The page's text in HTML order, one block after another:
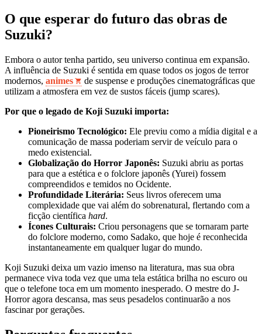
O que esperar do futuro das obras de
Suzuki?
Embora o autor tenha partido, seu universo continua em expansão.
A influência de Suzuki é sentida em quase todos os jogos de terror
modernos, animes
de suspense e produções cinematográficas que
utilizam a atmosfera em vez de sustos fáceis (jump scares).
Por que o legado de Koji Suzuki importa:
Pioneirismo Tecnológico: Ele previu como a mídia digital e a
comunicação de massa poderiam servir de veículo para o
medo existencial.
Globalização do Horror Japonês: Suzuki abriu as portas
para que a estética e o folclore japonês (Yurei) fossem
compreendidos e temidos no Ocidente.
Profundidade Literária: Seus livros oferecem uma
complexidade que vai além do sobrenatural, flertando com a
ficção científica hard.
Ícones Culturais: Criou personagens que se tornaram parte
do folclore moderno, como Sadako, que hoje é reconhecida
instantaneamente em qualquer lugar do mundo.
Koji Suzuki deixa um vazio imenso na literatura, mas sua obra
permanece viva toda vez que uma tela estática brilha no escuro ou
que o telefone toca em um momento inesperado. O mestre do J-
Horror agora descansa, mas seus pesadelos continuarão a nos
fascinar por gerações.